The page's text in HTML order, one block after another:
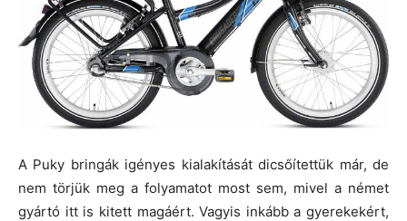
A Puky bringák igényes kialakítását dicsőítettük már, de
nem törjük meg a folyamatot most sem, mivel a német
gyártó itt is kitett magáért. Vagyis inkább a gyerekekért,